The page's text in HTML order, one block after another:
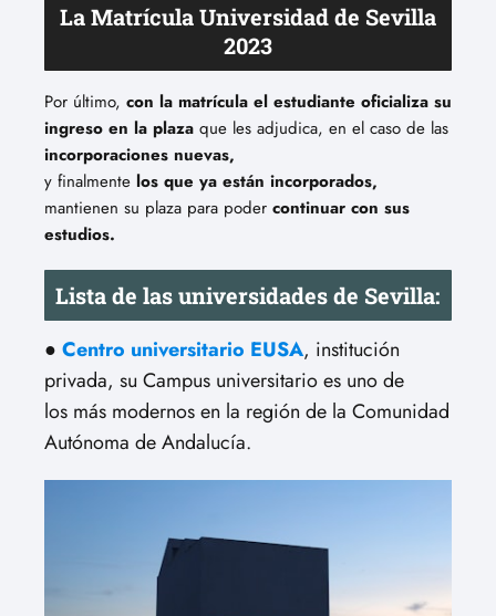
La Matrícula Universidad de Sevilla
2023
Por último, con la matrícula el estudiante oficializa su
ingreso en la plaza que les adjudica, en el caso de las
incorporaciones nuevas,
y finalmente los que ya están incorporados,
mantienen su plaza para poder continuar con sus
estudios.
Lista de las universidades de Sevilla:
● Centro universitario EUSA, institución
privada, su Campus universitario es uno de
los más modernos en la región de la Comunidad
Autónoma de Andalucía.